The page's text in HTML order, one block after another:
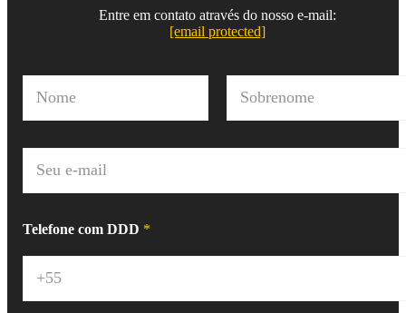
Entre em contato através do nosso e-mail:
[email protected]
m
*
m
i
*
Telefone com DDD *